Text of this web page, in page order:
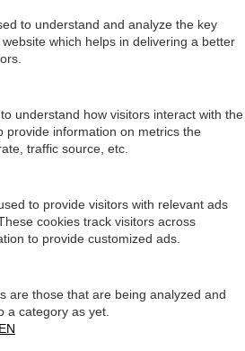
to understand and analyze the key
which helps in delivering a better
understand how visitors interact with the
provide information on metrics the
traffic source, etc.
to provide visitors with relevant ads
cookies track visitors across
to provide customized ads.
are those that are being analyzed and
a category as yet.